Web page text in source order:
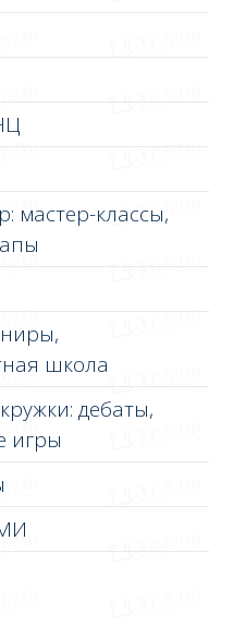
мастер-классы,
школа
дебаты,
игры